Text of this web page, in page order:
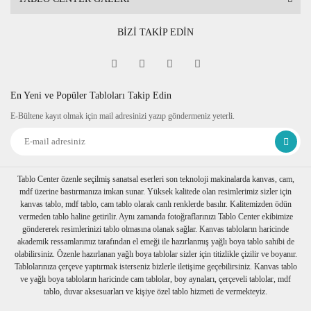
BİZİ TAKİP EDİN
En Yeni ve Popüler Tabloları Takip Edin
E-Bültene kayıt olmak için mail adresinizi yazıp göndermeniz yeterli.
Tablo Center özenle seçilmiş sanatsal eserleri son teknoloji makinalarda kanvas, cam,
mdf üzerine bastırmanıza imkan sunar. Yüksek kalitede olan resimlerimiz sizler için
kanvas tablo, mdf tablo, cam tablo olarak canlı renklerde basılır. Kalitemizden ödün
vermeden tablo haline getirilir. Aynı zamanda fotoğraflarınızı Tablo Center ekibimize
göndererek resimlerinizi tablo olmasına olanak sağlar. Kanvas tabloların haricinde
akademik ressamlarımız tarafından el emeği ile hazırlanmış yağlı boya tablo sahibi de
olabilirsiniz. Özenle hazırlanan yağlı boya tablolar sizler için titizlikle çizilir ve boyanır.
Tablolarınıza çerçeve yaptırmak isterseniz bizlerle iletişime geçebilirsiniz. Kanvas tablo
ve yağlı boya tabloların haricinde cam tablolar, boy aynaları, çerçeveli tablolar, mdf
tablo, duvar aksesuarları ve kişiye özel tablo hizmeti de vermekteyiz.